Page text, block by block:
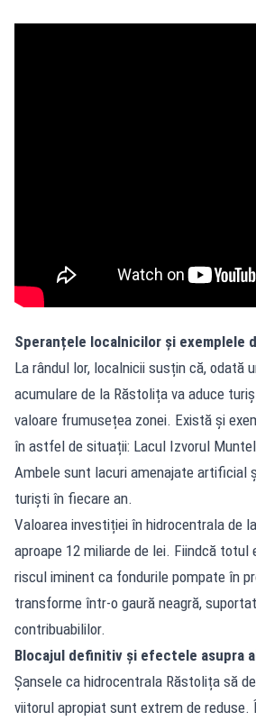
Speranțele localnicilor și exemplele
La rândul lor, localnicii susțin că, odată
acumulare de la Răstolița va aduce
valoare frumusețea zonei. Există și
în astfel de situații: Lacul Izvorul
Ambele sunt lacuri amenajate artificial
turiști în fiecare an.
Valoarea investiției în hidrocentrala de
aproape 12 miliarde de lei. Fiindcă
riscul iminent ca fondurile pompate în
transforme într-o gaură neagră,
contribuabililor.
Blocajul definitiv și efectele asupra
Șansele ca hidrocentrala Răstolița să
viitorul apropiat sunt extrem de reduse.